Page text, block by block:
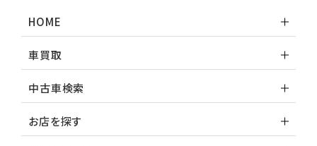
HOME
車買取
中古車検索
お店を探す